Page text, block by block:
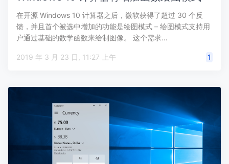
在开源 Windows 10 计算器之后，微软获得了超过 30 个反
馈，并且首个被选中增加的功能是绘图模式 – 绘图模式支持用
户通过基础的数学函数来绘制图像。 这个需求…
2019 年 3 月 23 日, 11:27 上午 1